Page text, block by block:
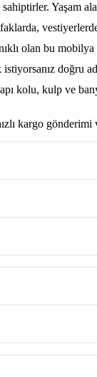
Yaşam
olan bu
doğru
kolu, kulp ve
kargo